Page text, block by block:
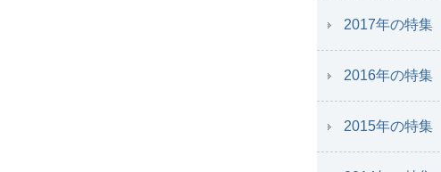
2017年の特集
2016年の特集
2015年の特集